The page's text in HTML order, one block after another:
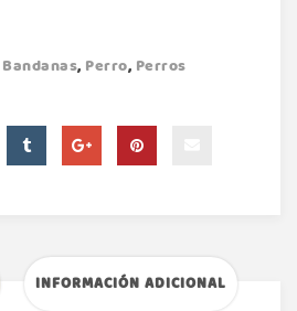
Bandanas, Perro, Perros
INFORMACIÓN ADICIONAL